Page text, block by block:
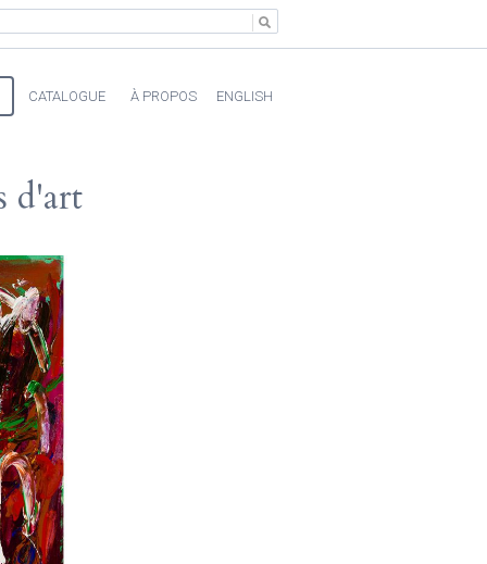
CATALOGUE À PROPOS ENGLISH
d'art